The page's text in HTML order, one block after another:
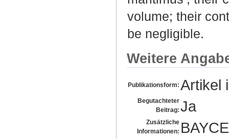
volume; their
be negligible.
Weitere
Publikationsform: Artikel
Begutachteter
Beitrag: Ja
Zusätzliche
Informationen: